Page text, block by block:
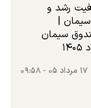
رشد و
|
سیمان
۱۷ مرداد ۰۵ - ۰۹:۵۸